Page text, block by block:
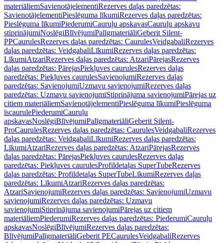
materiāliemSavienotājelementiRezerves daļas paredzētas:
SavienotājelementiPieslēguma līkumiRezerves daļas paredzētas:
Pieslēguma līkumiPiederumiCauruļu apskavasCauruļu apskavu
stiprinājumiNoslēgiBlīvējumiPalīgmateriāliGeberit Silent-
PPCaurulesRezerves daļas paredzētas: CaurulesVeidgabaliRezerves
daļas paredzētas: VeidgabaliLīkumiRezerves daļas paredzētas:
LīkumiAtzariRezerves daļas paredzētas: AtzariPārejasRezerves
daļas paredzētas: PārejasPiekļuves caurulesRezerves daļas
paredzētas: Piekļuves caurulesSavienojumiRezerves daļas
paredzētas: SavienojumiUzmavu savienojumiRezerves daļas
paredzētas: Uzmavu savienojumiStiprinājuma savienojumiPārejas uz
citiem materiāliemSavienotājelementiPieslēguma līkumiPieslēguma
īscaurulePiederumiCauruļu
apskavasNoslēgiBlīvējumiPalīgmateriāliGeberit Silent-
ProCaurulesRezerves daļas paredzētas: CaurulesVeidgabaliRezerves
daļas paredzētas: VeidgabaliLīkumiRezerves daļas paredzētas:
LīkumiAtzariRezerves daļas paredzētas: AtzariPārejasRezerves
daļas paredzētas: PārejasPiekļuves caurulesRezerves daļas
paredzētas: Piekļuves caurulesProfildetaļas SuperTubeRezerves
daļas paredzētas: Profildetaļas SuperTubeLīkumiRezerves daļas
paredzētas: LīkumiAtzariRezerves daļas paredzētas:
AtzariSavienojumiRezerves daļas paredzētas: SavienojumiUzmavu
savienojumiRezerves daļas paredzētas: Uzmavu
savienojumiStiprinājuma savienojumiPārejas uz citiem
materiāliemPiederumiRezerves daļas paredzētas: PiederumiCauruļu
apskavasNoslēgiBlīvējumiRezerves daļas paredzētas:
BlīvējumiPalīgmateriāliGeberit PECaurulesVeidgabaliRezerves